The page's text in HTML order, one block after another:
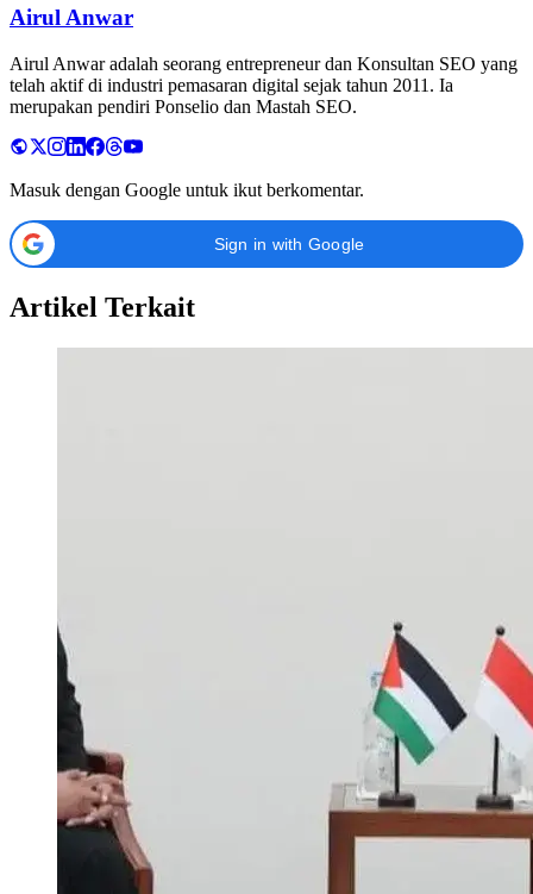
Airul Anwar
Airul Anwar adalah seorang entrepreneur dan Konsultan SEO yang
telah aktif di industri pemasaran digital sejak tahun 2011. Ia
merupakan pendiri Ponselio dan Mastah SEO.
Masuk dengan Google untuk ikut berkomentar.
Sign in with Google
Artikel Terkait